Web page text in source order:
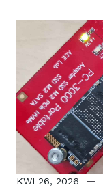
KWI 26, 2026